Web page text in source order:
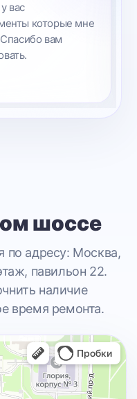
вас
которые мне
вам
шоссе
по адресу: Москва,
павильон 22.
наличие
время ремонта.